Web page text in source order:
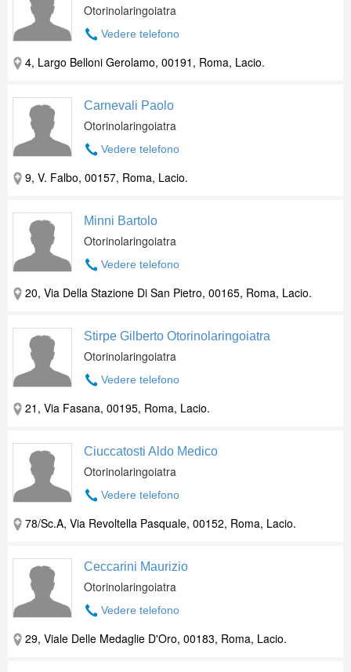
Otorinolaringoiatra
Vedere telefono
4, Largo Belloni Gerolamo, 00191, Roma, Lacio.
Carnevali Paolo
Otorinolaringoiatra
Vedere telefono
9, V. Falbo, 00157, Roma, Lacio.
Minni Bartolo
Otorinolaringoiatra
Vedere telefono
20, Via Della Stazione Di San Pietro, 00165, Roma, Lacio.
Stirpe Gilberto Otorinolaringoiatra
Otorinolaringoiatra
Vedere telefono
21, Via Fasana, 00195, Roma, Lacio.
Ciuccatosti Aldo Medico
Otorinolaringoiatra
Vedere telefono
78/Sc.A, Via Revoltella Pasquale, 00152, Roma, Lacio.
Ceccarini Maurizio
Otorinolaringoiatra
Vedere telefono
29, Viale Delle Medaglie D'Oro, 00183, Roma, Lacio.